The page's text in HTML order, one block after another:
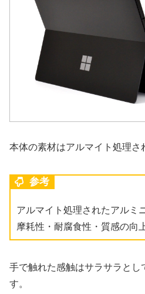
本体の素材はアルマイト処理さ
参考
アルマイト処理されたアルミ
摩耗性・耐腐食性・質感の向
手で触れた感触はサラサラとし
す。